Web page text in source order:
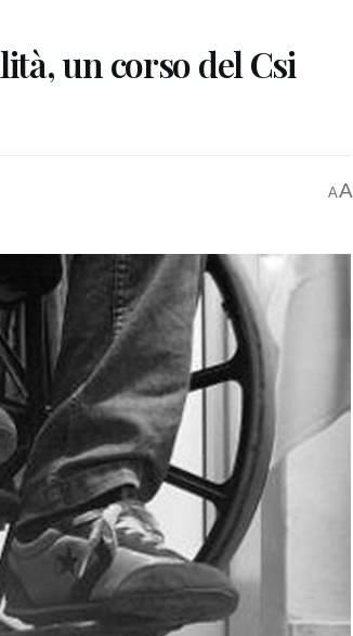
un corso del Csi
AA